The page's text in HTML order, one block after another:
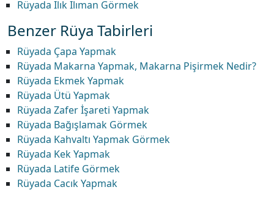
Rüyada Ilık Ilıman Görmek
Benzer Rüya Tabirleri
Rüyada Çapa Yapmak
Rüyada Makarna Yapmak, Makarna Pişirmek Nedir?
Rüyada Ekmek Yapmak
Rüyada Ütü Yapmak
Rüyada Zafer İşareti Yapmak
Rüyada Bağışlamak Görmek
Rüyada Kahvaltı Yapmak Görmek
Rüyada Kek Yapmak
Rüyada Latife Görmek
Rüyada Cacık Yapmak